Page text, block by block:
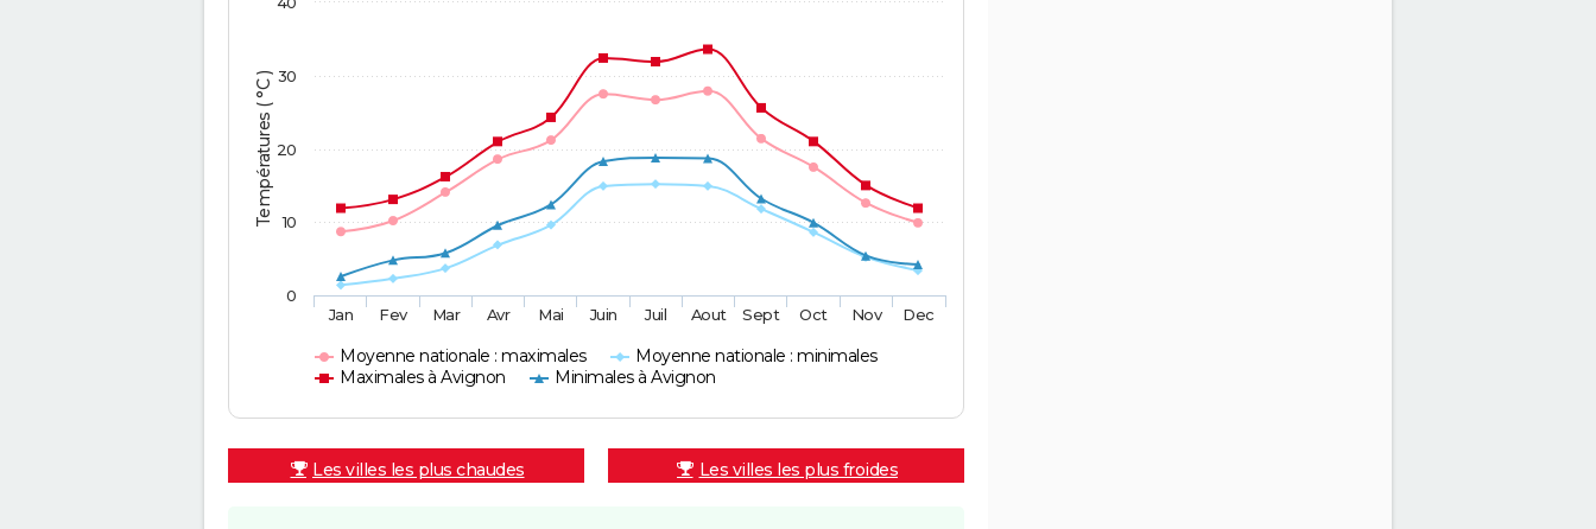
Températures ( °C )
Moyenne nationale : maximales
Moyenne nationale : minimales
Maximales à Avignon
Minimales à Avignon
Jan Fev Mar Avr Mai Juin Juil Aout Sept Oct Nov Dec
0
10
20
30
Les villes les plus chaudes Les villes les plus froides